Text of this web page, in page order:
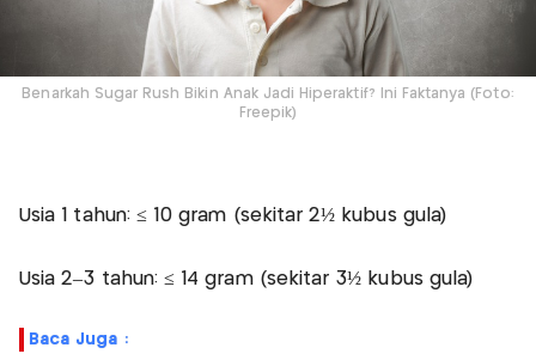
Benarkah Sugar Rush Bikin Anak Jadi Hiperaktif? Ini Faktanya (Foto:
Freepik)
Usia 1 tahun: ≤ 10 gram (sekitar 2½ kubus gula)
Usia 2–3 tahun: ≤ 14 gram (sekitar 3½ kubus gula)
Baca Juga :